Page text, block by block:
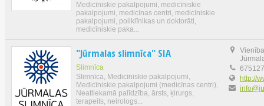
Medicīniskie pakalpojumi, medicīniskie
pakalpojumi, medicīnas centri, medicīniskie
pakalpojumi, poliklīnikas un doktorāti,
medicīniskie paka...
"Jūrmalas slimnīca" SIA
Slimnīca
Slimnīca, Medicīniskie pakalpojumi,
Medicīniskie pakalpojumi (medicīnas centri),
Neatliekamā palīdzība, ārsts, ķirurgs,
terapeits, neirologs...
http://